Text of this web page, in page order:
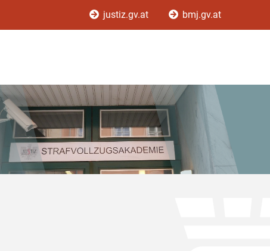
justiz.gv.at bmj.gv.at